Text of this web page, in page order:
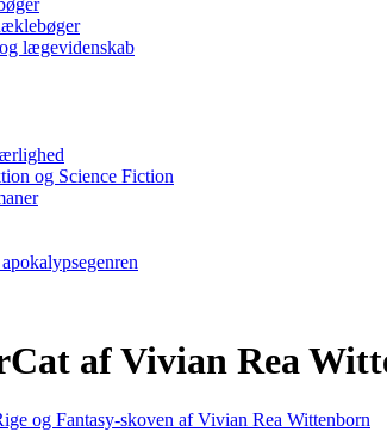
lægevidenskab
og Science Fiction
af Vivian Rea